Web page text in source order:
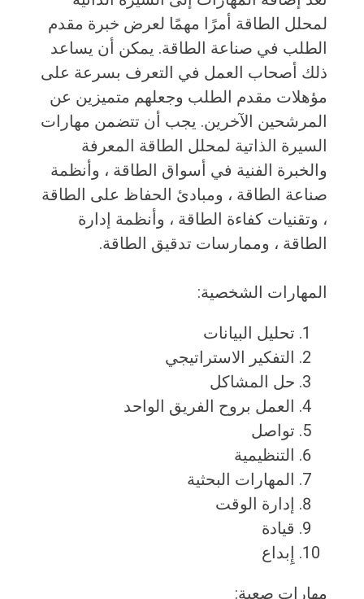
لمحلل الطاقة أمرًا مهمًا لعرض خبرة مقدم
الطلب في صناعة الطاقة. يمكن أن يساعد
ذلك أصحاب العمل في التعرف بسرعة على
مؤهلات مقدم الطلب وجعلهم متميزين عن
المرشحين الآخرين. يجب أن تتضمن مهارات
السيرة الذاتية لمحلل الطاقة المعرفة
والخبرة الفنية في أسواق الطاقة ، وأنظمة
صناعة الطاقة ، ومبادئ الحفاظ على الطاقة
، وتقنيات كفاءة الطاقة ، وأنظمة إدارة
الطاقة ، وممارسات تدقيق الطاقة.
المهارات الشخصية:
تحليل البيانات
التفكير الاستراتيجي
حل المشاكل
العمل بروح الفريق الواحد
تواصل
التنظيمية
المهارات البحثية
إدارة الوقت
قيادة
إِبداع
مهارات صعبة: